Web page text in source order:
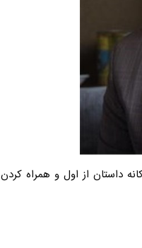
داستان از اول و همراه کردن